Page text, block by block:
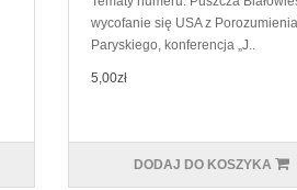
wycofanie się USA z Porozumienia
Paryskiego, konferencja „J..
5,00zł
DODAJ DO KOSZYKA